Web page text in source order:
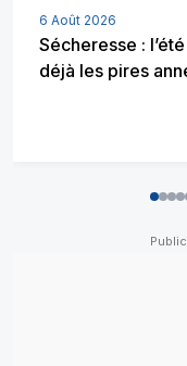
6 Août 2026
Sécheresse :
déjà les pires
012